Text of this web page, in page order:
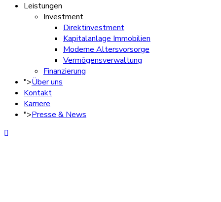
Leistungen
Investment
Direktinvestment
Kapitalanlage Immobilien
Moderne Altersvorsorge
Vermögensverwaltung
Finanzierung
">Über uns
Kontakt
Karriere
">Presse & News